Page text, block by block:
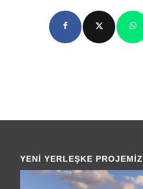
YENI YERLEŞKE PROJEMIZ